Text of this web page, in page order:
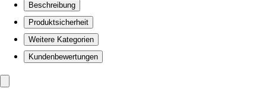
Beschreibung
Produktsicherheit
Weitere Kategorien
Kundenbewertungen